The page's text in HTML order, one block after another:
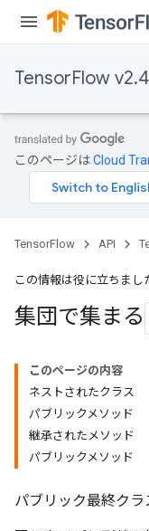
TensorFlow
このページはCloud
TensorFlow API
この情報は役に立ちまし
集団で集まる
このページの内容
ネストされたクラス
パブリックメソッド
継承されたメソッド
パブリックメソッド
パブリック最終クラ